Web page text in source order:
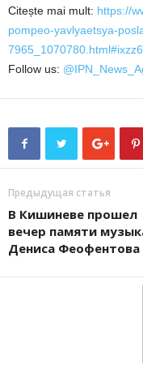
Citește mai mult: https://
pompeo-yavlyaetsya-
Follow us:
Предыдущая статья
В Кишиневе прошел
вечер памяти
Дениса Феофентова